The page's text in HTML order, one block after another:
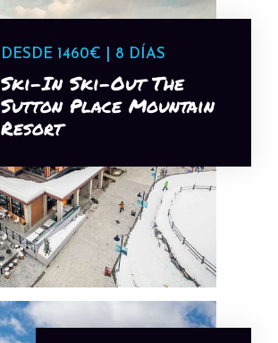
DESDE 1460€ | 8 DÍAS
Ski-In Ski-Out The
Sutton Place Mountain
Resort